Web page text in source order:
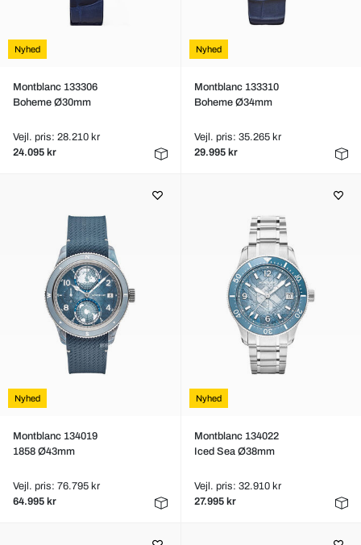
Nyhed
Montblanc 133306
Boheme Ø30mm
Vejl. pris: 28.210 kr
24.095 kr
Nyhed
Montblanc 133310
Boheme Ø34mm
Vejl. pris: 35.265 kr
29.995 kr
Nyhed
Montblanc 134019
1858 Ø43mm
Vejl. pris: 76.795 kr
64.995 kr
Nyhed
Montblanc 134022
Iced Sea Ø38mm
Vejl. pris: 32.910 kr
27.995 kr